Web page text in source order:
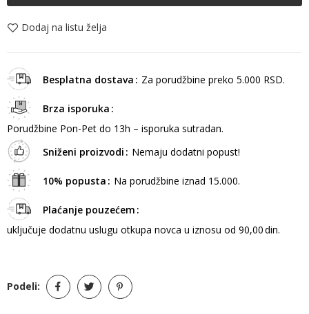
Dodaj na listu želja
Besplatna dostava Za porudžbine preko 5.000 RSD.
Brza isporuka
Porudžbine Pon-Pet do 13h – isporuka sutradan.
Sniženi proizvodi
Nemaju dodatni popust!
10% popusta Na porudžbine iznad 15.000.
Plaćanje pouzećem
uključuje dodatnu uslugu otkupa novca u iznosu od 90,00 din.
Podeli: